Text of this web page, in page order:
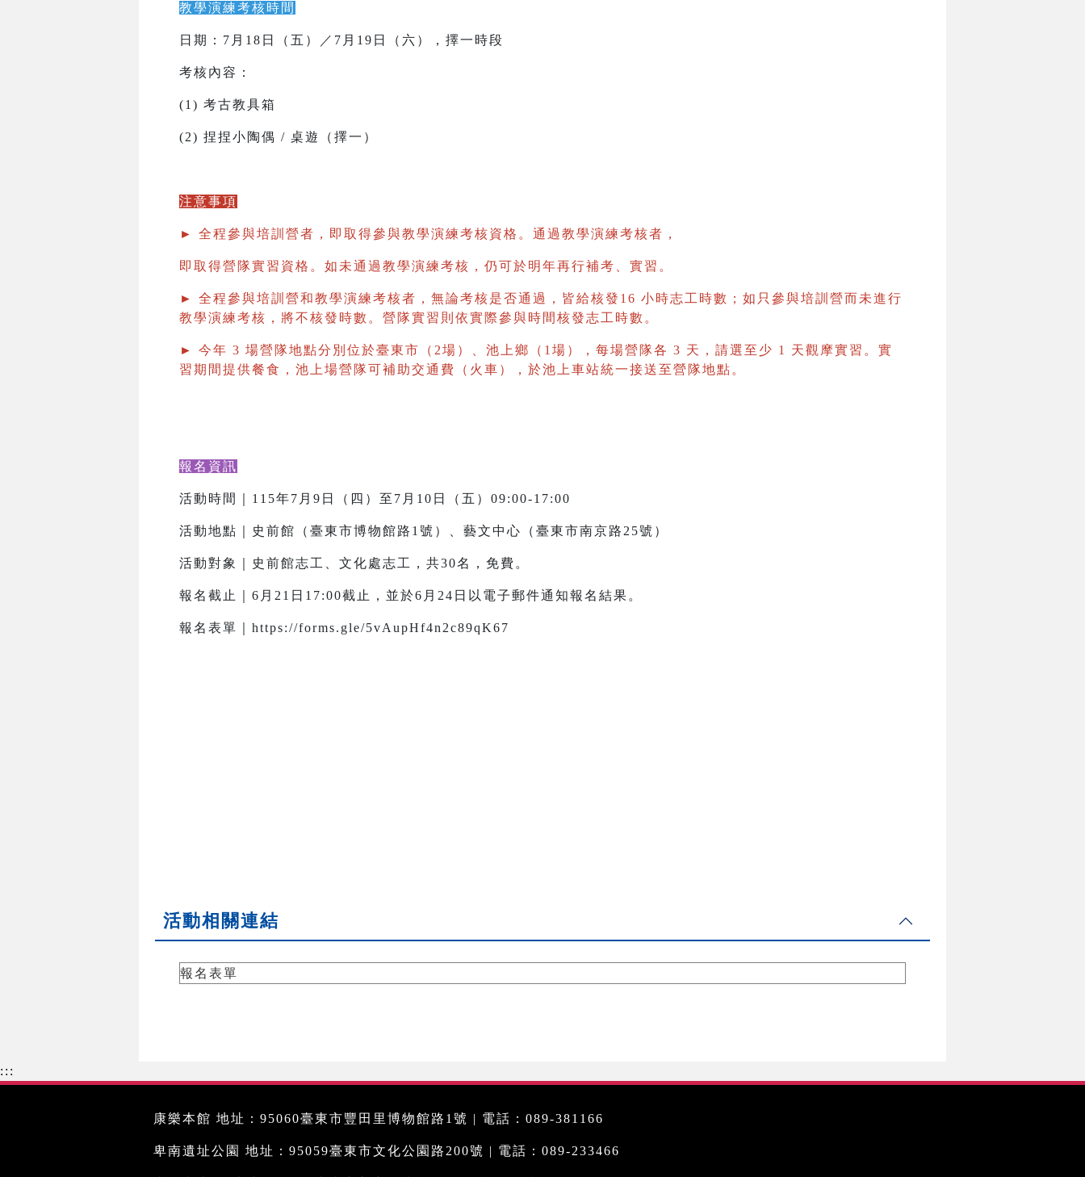
教學演練考核時間
日期：7月18日（五）／7月19日（六），擇一時段
考核內容：
(1) 考古教具箱
(2) 捏捏小陶偶 / 桌遊（擇一）
注意事項
► 全程參與培訓營者，即取得參與教學演練考核資格。通過教學演練考核者，
即取得營隊實習資格。如未通過教學演練考核，仍可於明年再行補考、實習。
► 全程參與培訓營和教學演練考核者，無論考核是否通過，皆給核發16 小時志工時數；如只參與培訓營而未進行
教學演練考核，將不核發時數。營隊實習則依實際參與時間核發志工時數。
► 今年 3 場營隊地點分別位於臺東市（2場）、池上鄉（1場），每場營隊各 3 天，請選至少 1 天觀摩實習。實
習期間提供餐食，池上場營隊可補助交通費（火車），於池上車站統一接送至營隊地點。
報名資訊
活動時間｜115年7月9日（四）至7月10日（五）09:00-17:00
活動地點｜史前館（臺東市博物館路1號）、藝文中心（臺東市南京路25號）
活動對象｜史前館志工、文化處志工，共30名，免費。
報名截止｜6月21日17:00截止，並於6月24日以電子郵件通知報名結果。
報名表單｜https://forms.gle/5vAupHf4n2c89qK67
活動相關連結
報名表單
:::
康樂本館 地址：95060臺東市豐田里博物館路1號 | 電話：089-381166
卑南遺址公園 地址：95059臺東市文化公園路200號 | 電話：089-233466